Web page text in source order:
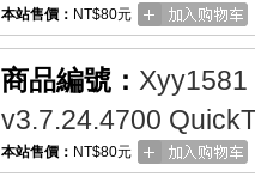
本站售價： NT$80元
商品編號： Xyy1581
v3.7.24.4700
本站售價： NT$80元